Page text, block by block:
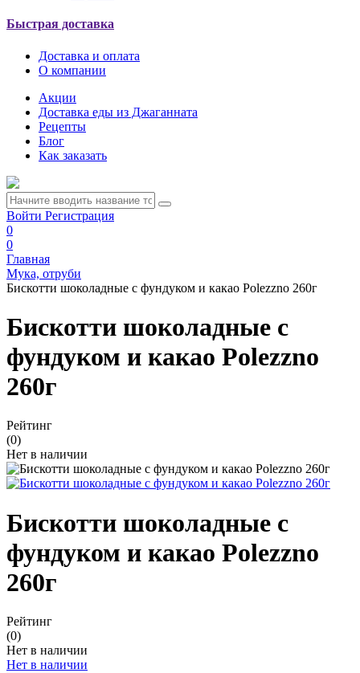
Быстрая доставка
Доставка и оплата
О компании
Акции
Доставка еды из Джаганната
Рецепты
Блог
Как заказать
Войти Регистрация
0
0
Главная
Мука, отруби
Бискотти шоколадные с фундуком и какао Polezzno 260г
Бискотти шоколадные с
фундуком и какао Polezzno
260г
Рейтинг
(0)
Нет в наличии
Бискотти шоколадные с
фундуком и какао Polezzno
260г
Рейтинг
(0)
Нет в наличии
Нет в наличии